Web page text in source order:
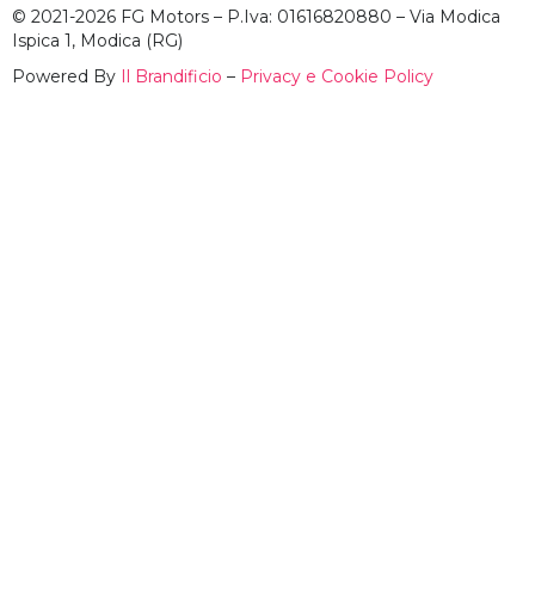
© 2021-2026 FG Motors – P.Iva: 01616820880 – Via Modica
Ispica 1, Modica (RG)
Powered By Il Brandificio – Privacy e Cookie Policy